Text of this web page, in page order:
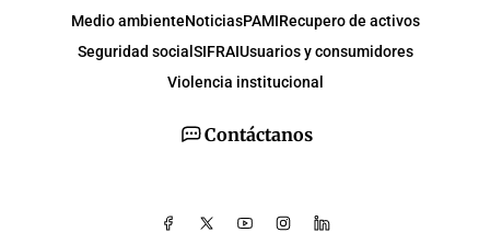
Contáctanos
Medio ambienteNoticiasPAMIRecupero de activos
Seguridad social SIFRAIUsuarios y consumidores
Violencia institucional